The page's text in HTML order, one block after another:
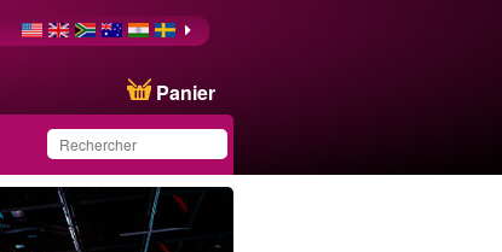
Panier
Ce produit a été
sauvegardé dans votre